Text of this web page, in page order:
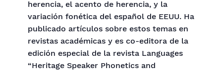
herencia, el acento de herencia, y la
variación fonética del español de EEUU. Ha
publicado artículos sobre estos temas en
revistas académicas y es co-editora de la
edición especial de la revista Languages
“Heritage Speaker Phonetics and